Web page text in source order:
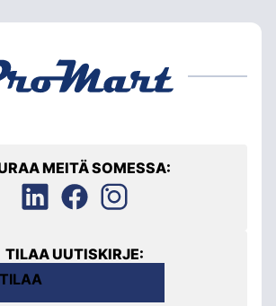
MEITÄ SOMESSA:
TILAA UUTISKIRJE:
TILAA